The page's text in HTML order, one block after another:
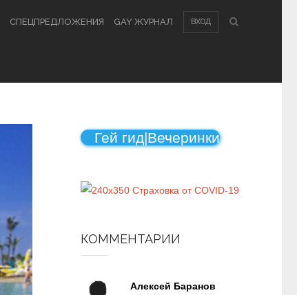
ВХОД
СПЕЦПРЕДЛОЖЕНИЯ GAY ЖУРНАЛ
Гей гид|Вечеринки
КОММЕНТАРИИ
Алексей Баранов